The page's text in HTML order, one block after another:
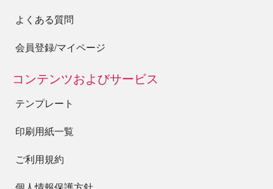
よくある質問
会員登録/マイページ
コンテンツおよびサービス
テンプレート
印刷用紙一覧
ご利用規約